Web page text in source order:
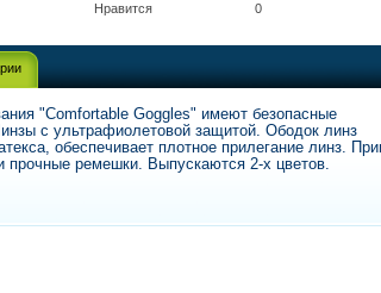
Нравится 0
"Comfortable Goggles" имеют безопасные
с ультрафиолетовой защитой. Ободок линз
обеспечивает плотное прилегание линз.
прочные ремешки. Выпускаются 2-х цветов.